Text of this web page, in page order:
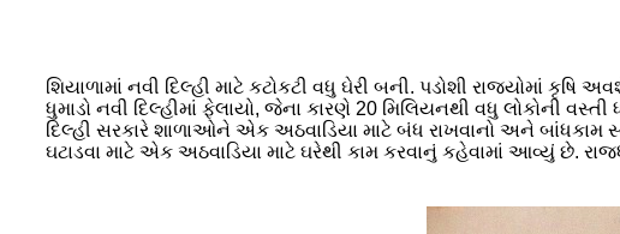
શિયાળામાં નવી દિલ્હી માટે કટોકટી વધુ ઘેરી બની. પડોશી રાજ્યોમાં
ધુમાડો નવી દિલ્હીમાં ફેલાયો, જેના કારણે 20 મિલિયનથી વધુ લોકોની
દિલ્હી સરકારે શાળાઓને એક અઠવાડિયા માટે બંધ રાખવાનો અને
ઘટાડવા માટે એક અઠવાડિયા માટે ઘરેથી કામ કરવાનું કહેવામાં આવ્યું છે.